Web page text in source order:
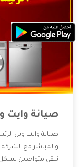
صيانة وايت
صيانة وايت ويل
والمباشر مع
نبقى متواجدين